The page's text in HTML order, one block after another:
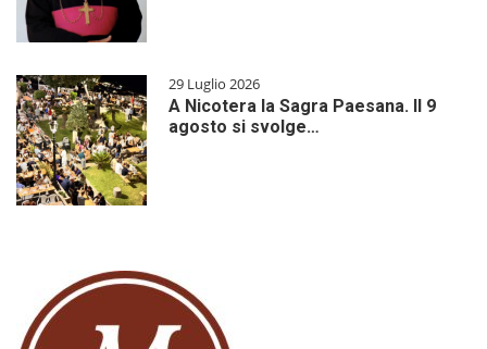
29 Luglio 2026
A Nicotera la Sagra Paesana. Il 9
agosto si svolge…